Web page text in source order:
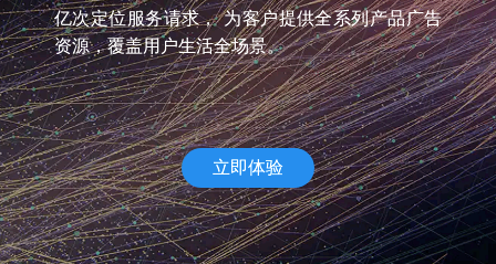
亿次定位服务请求， 为客户提供全系列产品广告
资源，覆盖用户生活全场景。
立即体验